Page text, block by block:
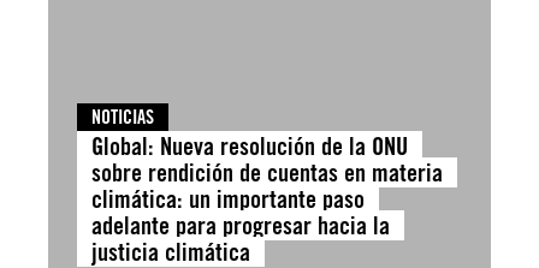
NOTICIAS
Global: Nueva resolución de la ONU
sobre rendición de cuentas en materia
climática: un importante paso
adelante para progresar hacia la
justicia climática